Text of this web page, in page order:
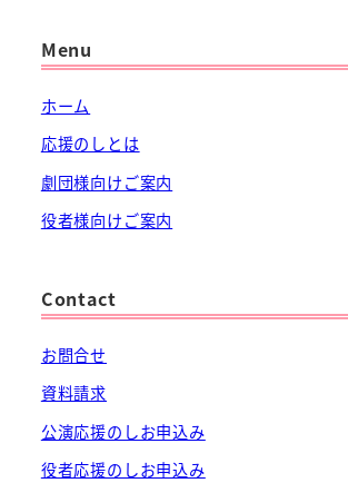
Menu
ホーム
応援のしとは
劇団様向けご案内
役者様向けご案内
Contact
お問合せ
資料請求
公演応援のしお申込み
役者応援のしお申込み